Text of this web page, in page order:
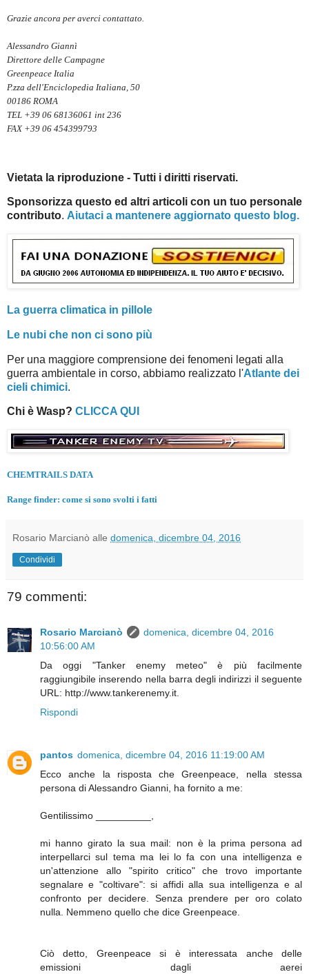
Grazie ancora per averci contattato.
Alessandro Giannì
Direttore delle Campagne
Greenpeace Italia
P.zza dell'Enciclopedia Italiana, 50
00186 ROMA
TEL +39 06 68136061 int 236
FAX +39 06 454399793
Vietata la riproduzione - Tutti i diritti riservati.
Sponsorizza questo ed altri articoli con un tuo personale
contributo. Aiutaci a mantenere aggiornato questo blog.
La guerra climatica in pillole
Le nubi che non ci sono più
Per una maggiore comprensione dei fenomeni legati alla
guerra ambientale in corso, abbiamo realizzato l'Atlante dei
cieli chimici.
Chi è Wasp? CLICCA QUI
CHEMTRAILS DATA
Range finder: come si sono svolti i fatti
Rosario Marcianò alle domenica, dicembre 04, 2016
Condividi
79 commenti:
Rosario Marcianò
domenica, dicembre 04, 2016
10:56:00 AM
Da oggi "Tanker enemy meteo" è più facilmente
raggiungibile inserendo nella barra degli indirizzi il seguente
URL: http://www.tankerenemy.it.
Rispondi
pantos domenica, dicembre 04, 2016 11:19:00 AM
Ecco anche la risposta che Greenpeace, nella stessa
persona di Alessandro Gianni, ha fornito a me:
Gentilissimo __________,
mi hanno girato la sua mail: non è la prima persona ad
interpellarci sul tema ma lei lo fa con una intelligenza e
un'attenzione allo "spirito critico" che trovo importante
segnalare e "coltivare": si affidi alla sua intelligenza e al
confronto per decidere. Senza prendere per oro colato
nulla. Nemmeno quello che dice Greenpeace.
Ciò detto, Greenpeace si è interessata anche delle
emissioni dagli aerei